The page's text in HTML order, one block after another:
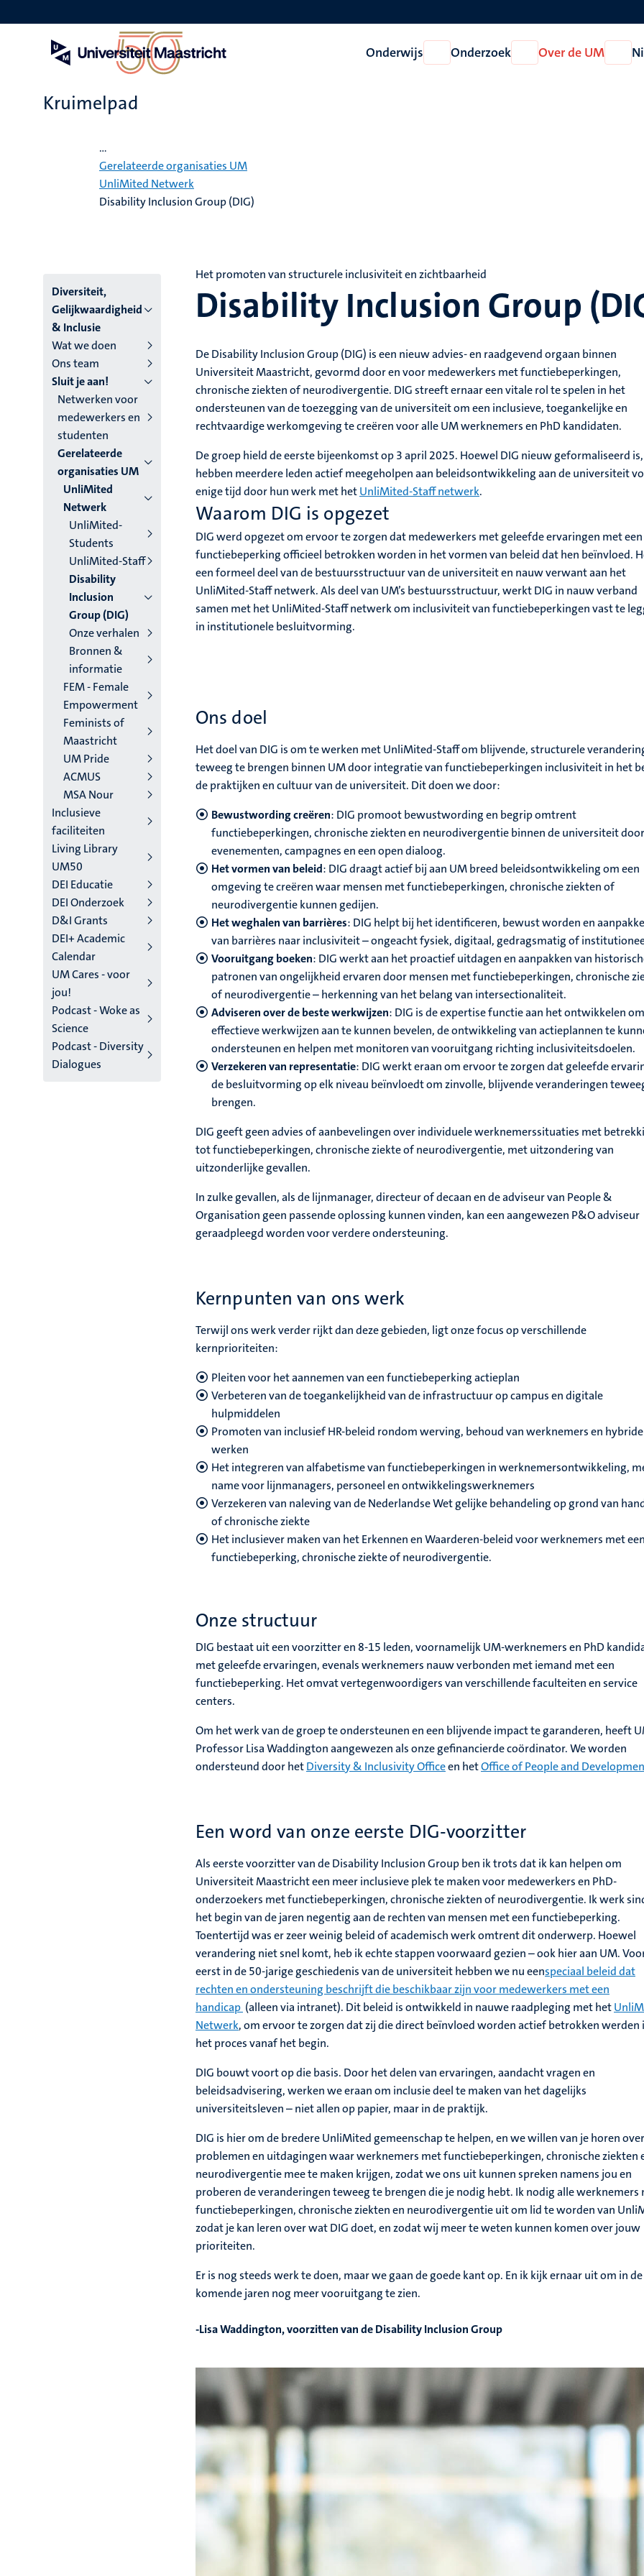
en
Onderwijs
Open
Onderwijs
Onderzoek
Open
Onderzoek
Over de UM
Open
Over
Kruimelpad
...
Gerelateerde organisaties UM
UnliMited Netwerk
Disability Inclusion Group (DIG)
Hoofmenu
niveau
4
Nederlands
(NL)
Diversiteit,
Gelijkwaardigheid
& Inclusie
Wat we doen
Ons team
Sluit je aan!
Netwerken voor
medewerkers en
studenten
Gerelateerde
organisaties UM
UnliMited
Netwerk
UnliMited-
Students
UnliMited-Staff
Disability
Inclusion
Group (DIG)
Onze verhalen
Bronnen &
informatie
FEM - Female
Empowerment
Feminists of
Maastricht
UM Pride
ACMUS
MSA Nour
Inclusieve
faciliteiten
Living Library
UM50
DEI Educatie
DEI Onderzoek
D&I Grants
DEI+ Academic
Calendar
UM Cares - voor
jou!
Podcast - Woke as
Science
Podcast - Diversity
Dialogues
Disability Inclusion Group
Het promoten van structurele inclusiviteit en zichtbaarheid
De Disability Inclusion Group (DIG) is een nieuw advies- en raadgevend orgaan binnen
Universiteit Maastricht, gevormd door en voor medewerkers met functiebeperkingen,
chronische ziekten of neurodivergentie. DIG streeft ernaar een vitale rol te spelen in het
ondersteunen van de toezegging van de universiteit om een inclusieve, toegankelijke en
rechtvaardige werkomgeving te creëren voor alle UM werknemers en PhD kandidaten.
De groep hield de eerste bijeenkomst op 3 april 2025. Hoewel DIG nieuw geformaliseerd is,
hebben meerdere leden actief meegeholpen aan beleidsontwikkeling aan de universiteit
enige tijd door hun werk met hetUnliMited-Staff netwerk.
Waarom DIG is opgezet
DIG werd opgezet om ervoor te zorgen dat medewerkers met geleefde ervaringen met een
functiebeperking officieel betrokken worden in het vormen van beleid dat hen beïnvloed.
een formeel deel van de bestuursstructuur van de universiteit en nauw verwant aan het
UnliMited-Staff netwerk. Als deel van UM’s bestuursstructuur, werkt DIG in nauw verband
samen met het UnliMited-Staff netwerk om inclusiviteit van functiebeperkingen vast te
in institutionele besluitvorming.
Ons doel
Het doel van DIG is om te werken met UnliMited-Staff om blijvende, structurele
teweeg te brengen binnen UM door integratie van functiebeperkingen inclusiviteit in het
de praktijken en cultuur van de universiteit. Dit doen we door:
Bewustwording creëren: DIG promoot bewustwording en begrip omtrent
functiebeperkingen, chronische ziekten en neurodivergentie binnen de universiteit door
evenementen, campagnes en eenopen dialoog.
Het vormen van beleid: DIG draagt actief bij aan UM breed beleidsontwikkeling om een
omgeving te creëren waar mensen met functiebeperkingen, chronische ziekten of
neurodivergentie kunnen gedijen.
Het weghalen van barrières: DIG helpt bij het identificeren, bewust worden en
van barrières naar inclusiviteit – ongeacht fysiek, digitaal, gedragsmatig of
Vooruitgang boeken: DIG werkt aan het proactief uitdagen en aanpakken van
patronen van ongelijkheid ervaren door mensen met functiebeperkingen, chronische
of neurodivergentie – herkenning van het belang van intersectionaliteit.
Adviseren over de beste werkwijzen: DIG is de expertise functie aan het ontwikkelen om
effectieve werkwijzen aan te kunnen bevelen, de ontwikkeling van actieplannen te
ondersteunen en helpen met monitoren van vooruitgang richting inclusiviteitsdoelen.
Verzekeren van representatie: DIG werkt eraan om ervoor te zorgen dat geleefde
de besluitvorming op elk niveau beïnvloedt om zinvolle, blijvende veranderingen
brengen.
DIG geeft geen advies of aanbevelingen over individuele werknemerssituaties met
tot functiebeperkingen, chronische ziekte of neurodivergentie, met uitzondering van
uitzonderlijke gevallen.
In zulke gevallen, als de lijnmanager, directeur of decaan en de adviseur van People &
Organisation geen passende oplossing kunnen vinden, kan een aangewezen P&O adviseur
geraadpleegd worden voor verdere ondersteuning.
Kernpunten van ons werk
Terwijl ons werk verder rijkt dan deze gebieden, ligt onze focus op verschillende
kernprioriteiten:
Pleiten voor het aannemen van een functiebeperking actieplan
Verbeteren van de toegankelijkheid van de infrastructuur op campus en digitale
hulpmiddelen
Promoten van inclusief HR-beleid rondom werving, behoud van werknemers en hybride
werken
Het integreren vanalfabetisme van functiebeperkingen in werknemersontwikkeling,
name voor lijnmanagers, personeel en ontwikkelingswerknemers
Verzekeren van naleving van de NederlandseWet gelijke behandeling op grond van
of chronische ziekte
Het inclusiever maken van het Erkennen en Waarderen-beleid voor werknemers met een
functiebeperking, chronische ziekte of neurodivergentie.
Onze structuur
DIG bestaat uit een voorzitter en 8-15 leden, voornamelijk UM-werknemers en PhD
met geleefde ervaringen, evenals werknemers nauw verbonden met iemand met een
functiebeperking. Het omvat vertegenwoordigers van verschillende faculteiten en service
centers.
Om het werk van de groep te ondersteunen en een blijvende impact te garanderen, heeft
Professor Lisa Waddington aangewezen als onze gefinancierde coördinator.We worden
ondersteund door hetDiversity & Inclusivity Officeen hetOffice of People and
Een word van onze eerste DIG-voorzitter
Als eerste voorzitter van de Disability Inclusion Group ben ik trots dat ik kan helpen om
Universiteit Maastricht een meer inclusieve plek te maken voor medewerkers en PhD-
onderzoekers met functiebeperkingen, chronische ziekten of neurodivergentie. Ik werk
het begin van de jaren negentig aan de rechten van mensen met een functiebeperking.
Toentertijd was er zeer weinig beleid of academisch werk omtrent dit onderwerp. Hoewel
verandering niet snel komt, heb ik echte stappen voorwaard gezien – ook hier aan UM.
eerst in de 50-jarige geschiedenis van de universiteit hebben we nu eenspeciaal beleid dat
rechten en ondersteuning beschrijft die beschikbaar zijn voor medewerkers met een
handicap (alleen via intranet). Dit beleid is ontwikkeld in nauwe raadpleging met het
Netwerk,om ervoor te zorgen dat zij die direct beïnvloed worden actief betrokken werden
het proces vanaf het begin.
DIG bouwt voort op die basis. Door het delen van ervaringen, aandacht vragen en
beleidsadvisering, werken we eraan om inclusie deel te maken van het dagelijks
universiteitsleven – niet allen op papier, maar in de praktijk.
DIG is hier om de bredere UnliMited gemeenschap te helpen, en we willen van je horen
problemen en uitdagingen waar werknemers met functiebeperkingen, chronische ziekten
neurodivergentie mee te maken krijgen, zodat we ons uit kunnen spreken namens jou en
proberen de veranderingen teweeg te brengen die je nodig hebt. Ik nodig alle werknemers
functiebeperkingen, chronische ziekten en neurodivergentie uit om lid te worden van
zodat je kan leren over wat DIG doet, en zodat wij meer te weten kunnen komen over jouw
prioriteiten.
Er is nog steeds werk te doen, maar we gaan de goede kant op. En ik kijk ernaar uit om in de
komende jaren nog meer vooruitgang te zien.
-Lisa Waddington,voorzitten van deDisability Inclusion Group